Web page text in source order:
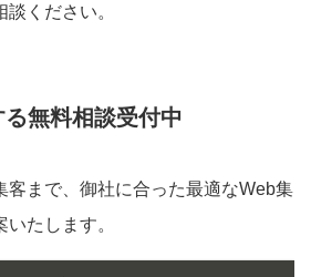
ください。
無料相談受付中
客まで、御社に合った最適なWeb集
たします。